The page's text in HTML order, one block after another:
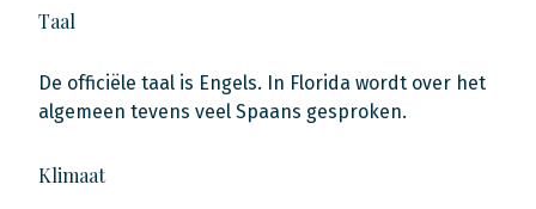
Taal
De officiële taal is Engels. In Florida wordt over het
algemeen tevens veel Spaans gesproken.
Klimaat